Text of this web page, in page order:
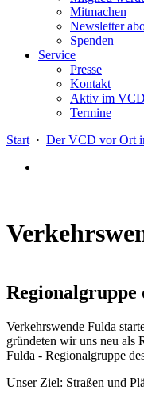
Mitmachen
Newsletter
Spenden
Service
Presse
Kontakt
Aktiv im VCD
Termine
Start · Der VCD vor Ort
Regionalgruppe
Verkehrswende Fulda
gründeten wir uns neu als
Fulda - Regionalgruppe
Unser Ziel: Straßen und